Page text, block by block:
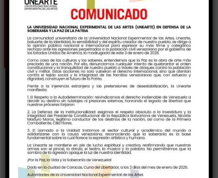
La organología y
construcción musical